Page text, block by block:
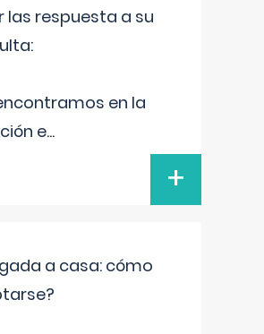
las respuesta a su
en la
e...
+
a casa: cómo